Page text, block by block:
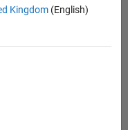
Kingdom(English)